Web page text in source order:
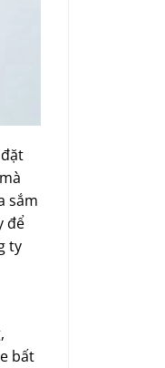
sắm
để
ty
bất